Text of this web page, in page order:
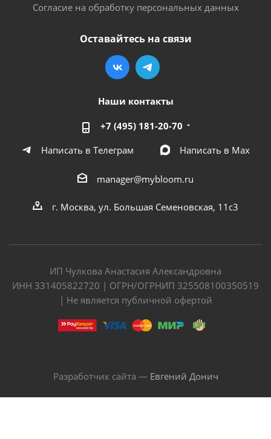
Согласие на обработку персональных данных
Оставайтесь на связи
Наши контакты
+7 (495) 181-20-70
Написать в Телеграм
Написать в Мах
manager@mybloom.ru
г. Москва, ул. Большая Семеновская, 11с3
ИП Чулкова Анастасия Александровна
ИНН 331405822720 | ОГРН/ОГРНИП 325508100350519
| Не является публичной офертой
Разработчик сайта — Евгений Донич